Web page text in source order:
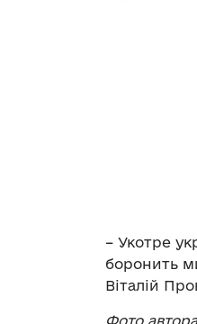
– Укотре
боронить
Віталій
Фото автора